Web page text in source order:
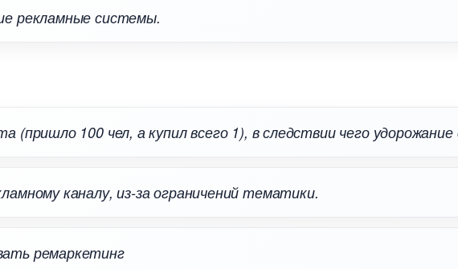
рекламные системы.
(пришло 100 чел, а купил всего 1), в следствии чего
каналу, из-за ограничений тематики.
ремаркетин